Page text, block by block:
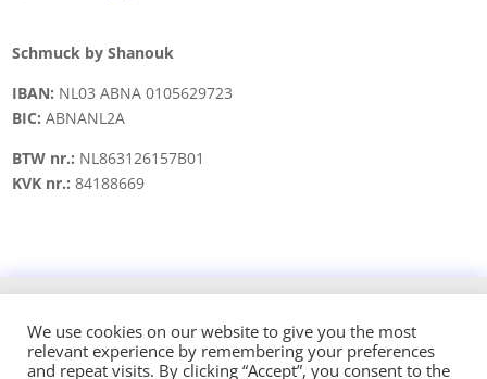
Schmuck by Shanouk
IBAN: NL03 ABNA 0105629723
BIC: ABNANL2A
BTW nr.: NL863126157B01
KVK nr.:84188669
Copyright © 2021 schmuck.byshanouk@gmail.com
We use cookies on our website to give you the most
relevant experience by remembering your preferences
and repeat visits. By clicking “Accept”, you consent to the